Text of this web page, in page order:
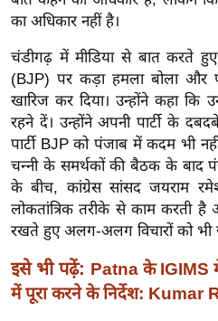
डि
सा
हि
त्य
ज
ग
त
ऑ
टो
व
र्ल्ड
का अधिकार नहीं है।
चंडीगढ़ में मीडिया से बात करते हुए,
(BJP) पर कड़ा हमला बोला और
खारिज कर दिया। उन्होंने कहा
रहने दें। उन्होंने अपनी पार्टी के
पार्टी BJP को पंजाब में कदम भी
चन्नी के समर्थकों की बैठक के बाद
के बीच, कांग्रेस सांसद जयराम
लोकतांत्रिक तरीके से काम करती
रखते हुए अलग-अलग विचारों को भी
इसे भी पढ़ें: Patna के IGIMS
में पूरा करने के निर्देश: